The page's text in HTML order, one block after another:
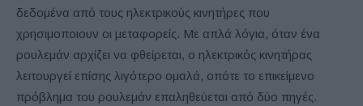
δεδομένα από τους ηλεκτρικούς κινητήρες που
χρησιμοποιουν οι μεταφορείς. Με απλά λόγια, όταν ένα
ρουλεμάν αρχίζει να φθείρεται, ο ηλεκτρικός κινητήρας
λειτουργεί επίσης λιγότερο ομαλά, οπότε το επικείμενο
πρόβλημα του ρουλεμάν επαληθεύεται από δύο πηγές.